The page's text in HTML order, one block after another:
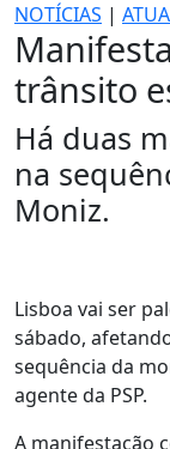
NOTÍCIAS |
trânsito
Há duas
na
Moniz.
Lisboa vai ser
sábado,
sequência da
agente da PSP.
A manifestação